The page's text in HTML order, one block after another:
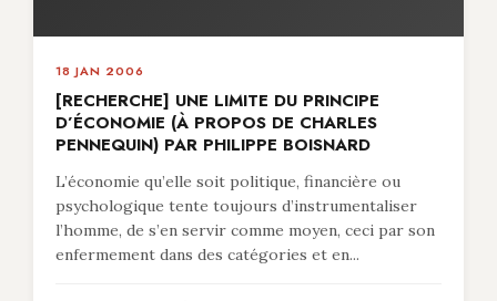
18 JAN 2006
[RECHERCHE] UNE LIMITE DU PRINCIPE
D’ÉCONOMIE (À PROPOS DE CHARLES
PENNEQUIN) PAR PHILIPPE BOISNARD
L’économie qu’elle soit politique, financière ou
psychologique tente toujours d’instrumentaliser
l’homme, de s’en servir comme moyen, ceci par son
enfermement dans des catégories et en...